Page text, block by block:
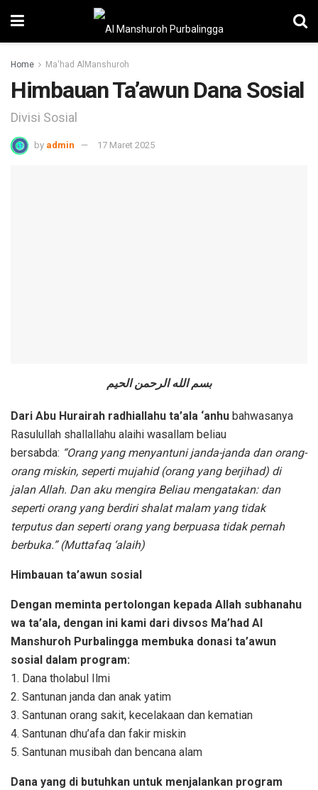
Home Ma'had AlManshuroh
Himbauan Ta’awun Dana Sosial
Divisi Sosial
by admin 17 Maret 2025
بسم الله الرحمن الحيم
Dari Abu Hurairah radhiallahu ta’ala ‘anhu bahwasanya
Rasulullah shallallahu alaihi wasallam beliau
bersabda: “Orang yang menyantuni janda-janda dan orang-
orang miskin, seperti mujahid (orang yang berjihad) di
jalan Allah. Dan aku mengira Beliau mengatakan: dan
seperti orang yang berdiri shalat malam yang tidak
terputus dan seperti orang yang berpuasa tidak pernah
berbuka.” (Muttafaq ‘alaih)
Himbauan ta’awun sosial
Dengan meminta pertolongan kepada Allah subhanahu
wa ta’ala, dengan ini kami dari divsos Ma’had Al
Manshuroh Purbalingga membuka donasi ta’awun
sosial dalam program:
1. Dana tholabul Ilmi
2. Santunan janda dan anak yatim
3. Santunan orang sakit, kecelakaan dan kematian
4. Santunan dhu’afa dan fakir miskin
5. Santunan musibah dan bencana alam
Dana yang di butuhkan untuk menjalankan program